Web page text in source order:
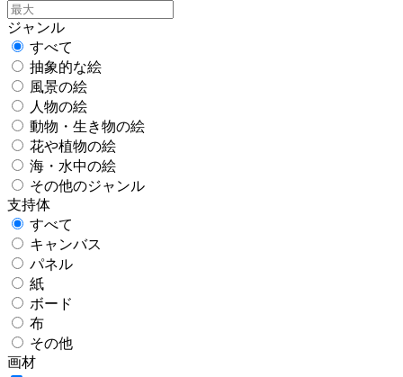
ジャンル
すべて
抽象的な絵
風景の絵
人物の絵
動物・生き物の絵
花や植物の絵
海・水中の絵
その他のジャンル
支持体
すべて
キャンバス
パネル
紙
ボード
布
その他
画材